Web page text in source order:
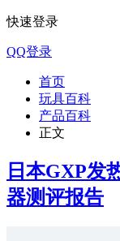
快速登录
QQ登录
首页
玩具百科
产品百科
正文
日本GXP发
器测评报告